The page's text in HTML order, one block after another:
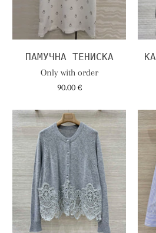
ПАМУЧНА ТЕНИСКА
Only with order
90.00 €